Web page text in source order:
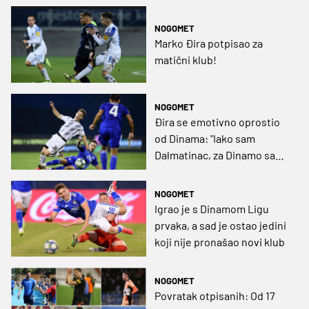
NOGOMET
Marko Đira potpisao za
matični klub!
NOGOMET
Đira se emotivno oprostio
od Dinama: "Iako sam
Dalmatinac, za Dinamo sam
NOGOMET
Igrao je s Dinamom Ligu
prvaka, a sad je ostao jedini
koji nije pronašao novi klub
NOGOMET
Povratak otpisanih: Od 17